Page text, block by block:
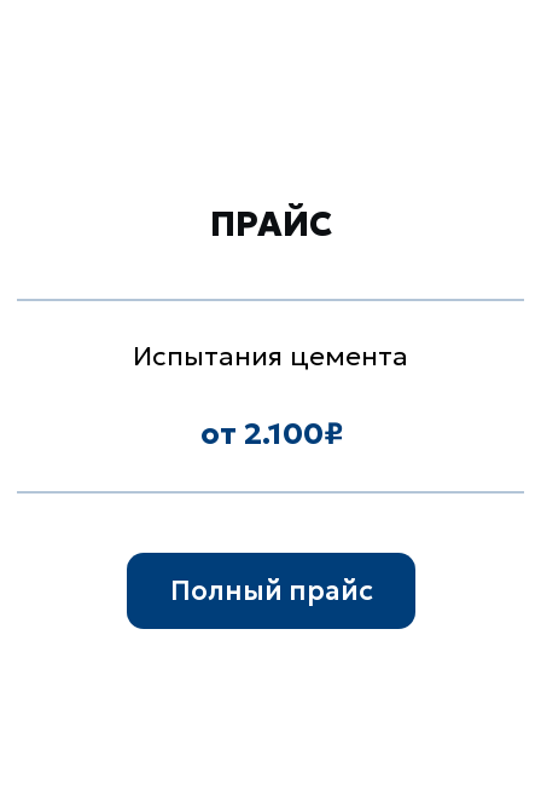
Несколько причин, почему стоит
выбрать именно наш
испытательный центр
ПОЧЕМУ ВЫБИРАЮТ